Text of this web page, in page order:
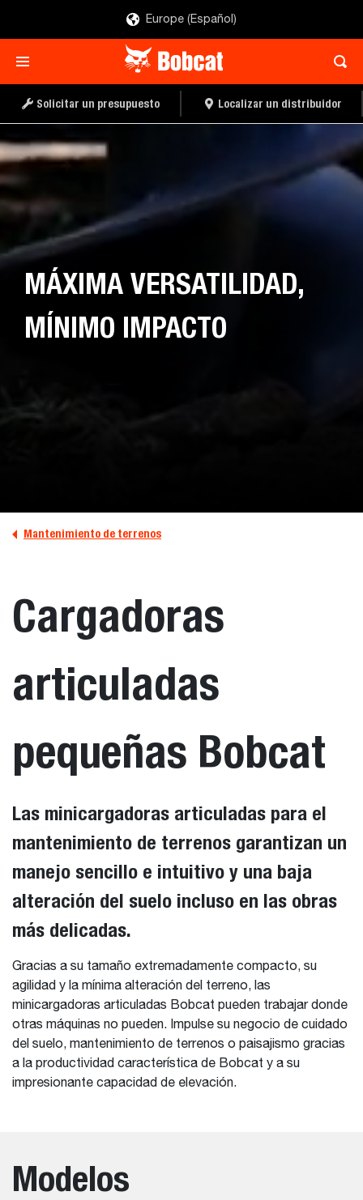
Europe (Español)
Solicitar un presupuesto Localizar un distribuidor
MÁXIMA VERSATILIDAD,
MÍNIMO IMPACTO
Mantenimiento de terrenos
Cargadoras
articuladas
pequeñas Bobcat
Las minicargadoras articuladas para el
mantenimiento de terrenos garantizan un
manejo sencillo e intuitivo y una baja
alteración del suelo incluso en las obras
más delicadas.
Gracias a su tamaño extremadamente compacto, su
agilidad y la mínima alteración del terreno, las
minicargadoras articuladas Bobcat pueden trabajar donde
otras máquinas no pueden. Impulse su negocio de cuidado
del suelo, mantenimiento de terrenos o paisajismo gracias
a la productividad característica de Bobcat y a su
impresionante capacidad de elevación.
Modelos
DISTRIBUIDOR